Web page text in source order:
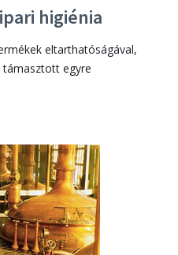
higiénia
eltarthatóságával,
támasztott egyre